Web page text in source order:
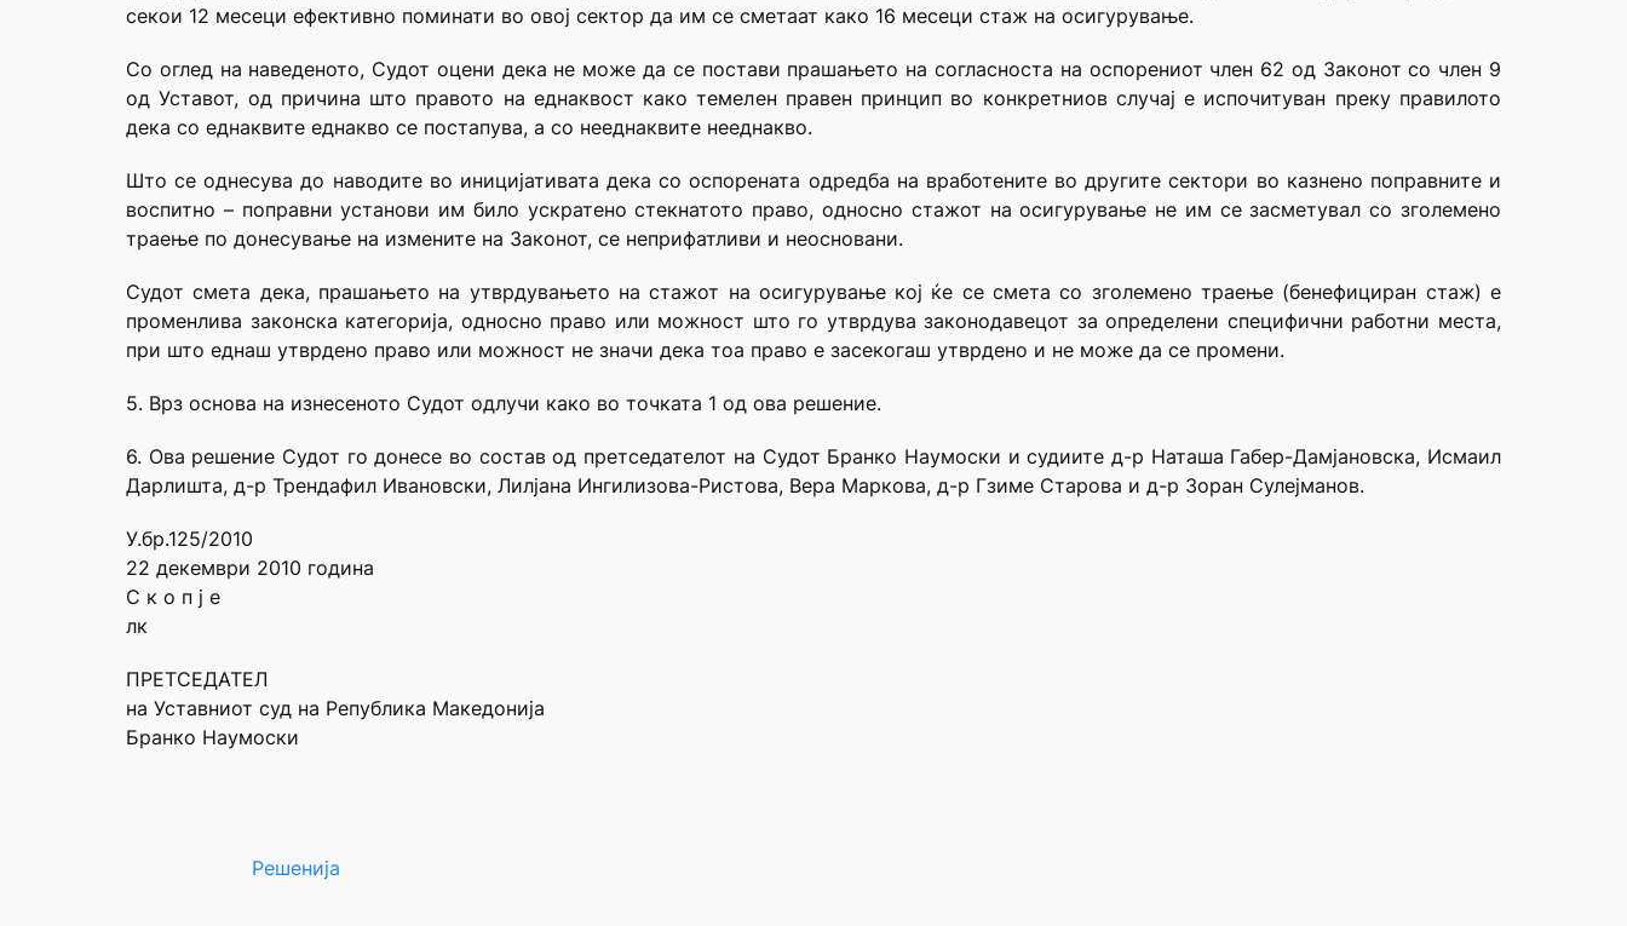
секои 12 месеци ефективно поминати во овој сектор да им се сметаат како 16 месеци стаж на осигурување.
Со оглед на наведеното, Судот оцени дека не може да се постави прашањето на согласноста на оспорениот член 62 од Законот со член 9
од Уставот, од причина што правото на еднаквост како темелен правен принцип во конкретниов случај е испочитуван преку правилото
дека со еднаквите еднакво се постапува, а со нееднаквите нееднакво.
Што се однесува до наводите во иницијативата дека со оспорената одредба на вработените во другите сектори во казнено поправните и
воспитно – поправни установи им било ускратено стекнатото право, односно стажот на осигурување не им се засметувал со зголемено
траење по донесување на измените на Законот, се неприфатливи и неосновани.
Судот смета дека, прашањето на утврдувањето на стажот на осигурување кој ќе се смета со зголемено траење (бенефициран стаж) е
променлива законска категорија, односно право или можност што го утврдува законодавецот за определени специфични работни места,
при што еднаш утврдено право или можност не значи дека тоа право е засекогаш утврдено и не може да се промени.
5. Врз основа на изнесеното Судот одлучи како во точката 1 од ова решение.
6. Ова решение Судот го донесе во состав од претседателот на Судот Бранко Наумоски и судиите д-р Наташа Габер-Дамјановска, Исмаил
Дарлишта, д-р Трендафил Ивановски, Лилјана Ингилизова-Ристова, Вера Маркова, д-р Гзиме Старова и д-р Зоран Сулејманов.
У.бр.125/2010
22 декември 2010 година
С к о п ј е
лк
ПРЕТСЕДАТЕЛ
на Уставниот суд на Република Македонија
Бранко Наумоски
Решенија